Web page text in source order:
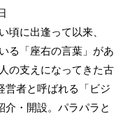
頃に出逢って以来、
る「座右の言葉」があ
の支えになってきた古
営者と呼ばれる「ビジ
介・開設。パラパラと